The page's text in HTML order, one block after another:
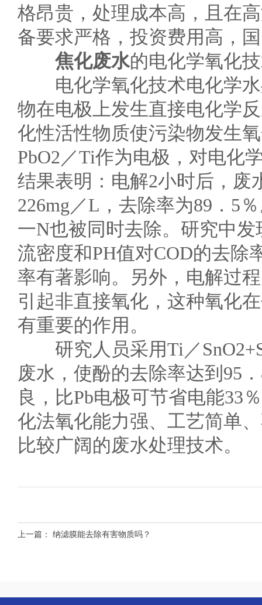
格昂贵，处理成本高，且在
备要求严格，投资费用高，
焦化废水的电化学氧化
电化学氧化技术电化学水
物在电极上发生直接电化学
化性活性物质使污染物发生
PbO2／Ti作为电极，对电化
结果表明：电解2小时后，废
226mg／L，去除率为89．5
一N也被同时去除。研究中
流密度和PH值对COD的去除
率有著影响。另外，电解过
引起非直接氧化，这种氧化
有重要的作用。
研究人员采用Ti／
废水，使酚的去除率达到95
良，比Pb电极可节省电能33
化法氧化能力强、工艺简单
比较广阔的废水处理技术。
上一篇： 纳滤膜能去除有害物质吗？